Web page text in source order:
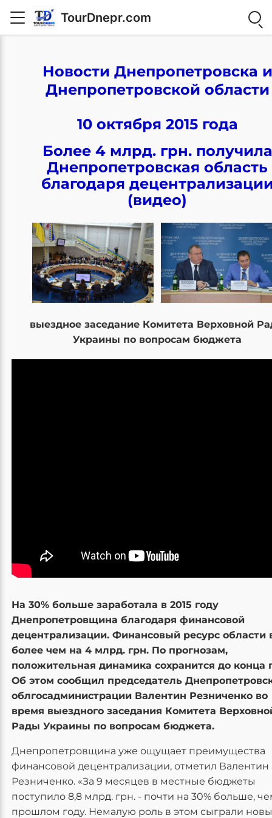
TourDnepr.com
Новости Днепропетровска и
Днепропетровской области
10 октября 2015 года
Более 4 млрд. грн. получила
Днепропетровская область
благодаря
(видео)
выездное заседание Комитета Верховной
Украины по вопросам бюджета
На 30% больше заработала в 2015 году
Днепропетровщина благодаря финансовой
децентрализации. Финансовый ресурс области
более чем на 4 млрд. грн. По прогнозам,
положительная динамика сохранится до конца
Об этом сообщил председатель
облгосадминистрации Валентин Резниченко во
время выездного заседания Комитета
Рады Украины по вопросам бюджета.
Днепропетровщина уже ощущает преимущества
финансовой децентрализации, отметил Валентин
Резниченко. «За 9 месяцев в местные бюджеты
поступило 8,8 млрд. грн. - почти на 30% больше,
прошлом году. Немалую роль в этом сыграли